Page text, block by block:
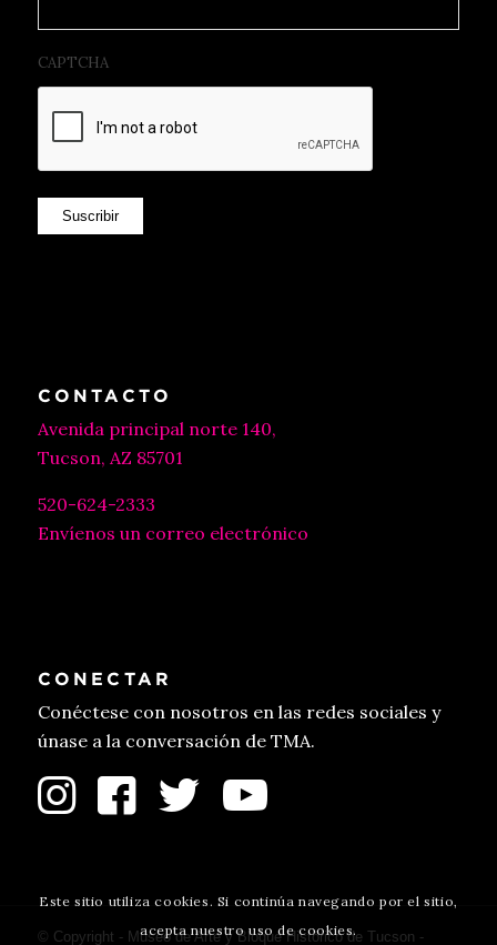
CAPTCHA
Suscribir
CONTACTO
Avenida principal norte 140,
Tucson, AZ 85701
520-624-2333
Envíenos un correo electrónico
CONECTAR
Conéctese con nosotros en las redes sociales y
únase a la conversación de TMA.
© Copyright - Museo de Arte y Bloque Histórico de Tucson -
Este sitio utiliza cookies. Si continúa navegando por el sitio,
acepta nuestro uso de cookies.